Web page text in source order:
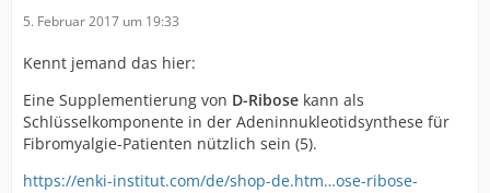
Und ausserdem ein Anti-Aging Serum. Zu was zählen
heisst ja, dass Pflanzenöl nicht geht, aber sind Nüsse
weiss schon dass Fibros nur Hafer-, Ries- usw. öl
nehmen dürfen.
erzählen und würde mich über Feedback aus diesem
5. Februar 2017 um 19:33
Kennt jemand das hier:
Eine Supplementierung von D-Ribose kann als
Schlüsselkomponente in der Adeninnukleotidsynthese für
Fibromyalgie-Patienten nützlich sein (5).
https://enki-institut.com/de/shop-de.htm…ose-ribose-